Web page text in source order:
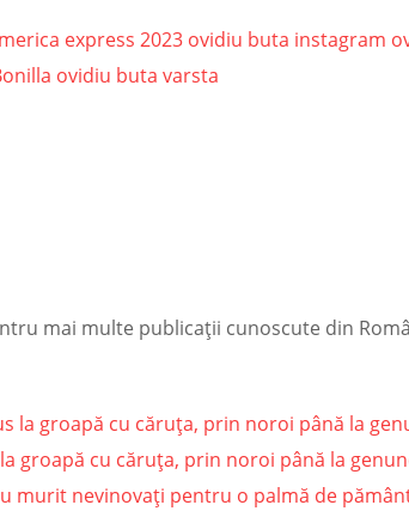
express 2023 ovidiu buta instagram
ovidiu buta varsta
mai multe publicații cunoscute din
groapă cu căruța, prin noroi până la
murit nevinovați pentru o palmă de